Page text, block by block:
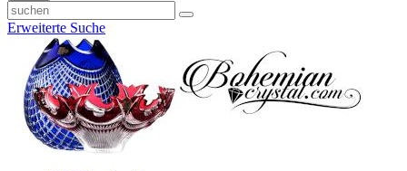
Erweiterte Suche